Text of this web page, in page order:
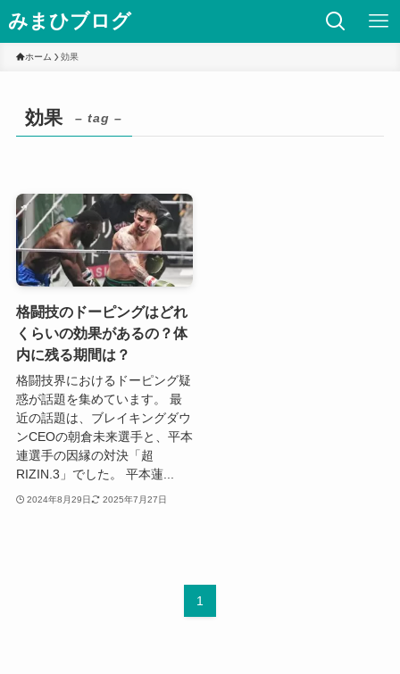
みまひブログ
ホーム 効果
効果 – tag –
格闘技のドーピングはどれ
くらいの効果があるの？体
内に残る期間は？
格闘技界におけるドーピング疑
惑が話題を集めています。 最
近の話題は、ブレイキングダウ
ンCEOの朝倉未来選手と、平本
連選手の因縁の対決「超
RIZIN.3」でした。 平本蓮...
2024年8月29日 2025年7月27日
1